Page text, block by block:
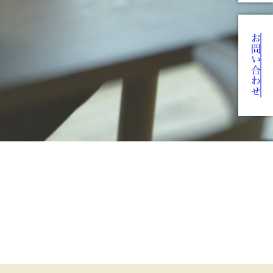
お問い合わせ